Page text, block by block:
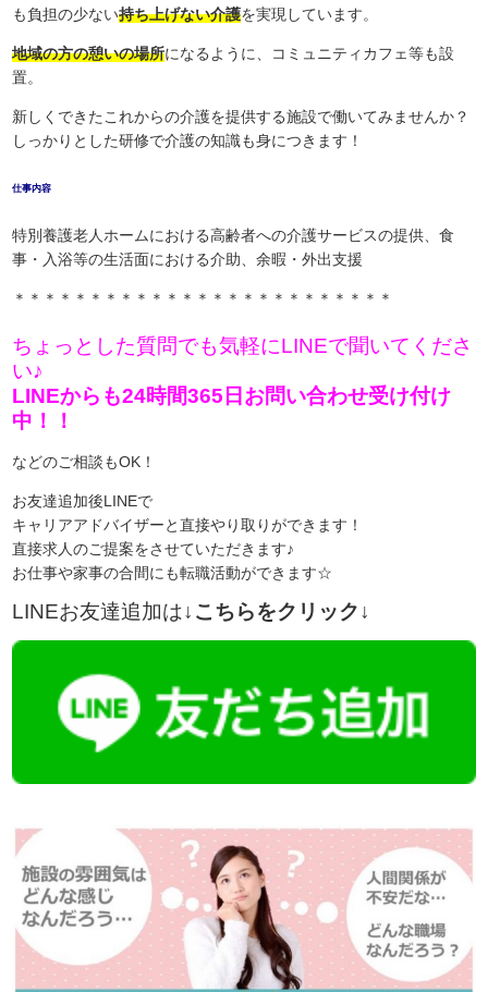
も負担の少ない持ち上げない介護を実現しています。
地域の方の憩いの場所になるように、コミュニティカフェ等も設
置。
新しくできたこれからの介護を提供する施設で働いてみませんか？
しっかりとした研修で介護の知識も身につきます！
仕事内容
特別養護老人ホームにおける高齢者への介護サービスの提供、食
事・入浴等の生活面における介助、余暇・外出支援
＊＊＊＊＊＊＊＊＊＊＊＊＊＊＊＊＊＊＊＊＊＊＊＊＊
ちょっとした質問でも気軽にLINEで聞いてくださ
い♪
LINEからも24時間365日お問い合わせ受け付け
中！！
などのご相談もOK！
お友達追加後LINEで
キャリアアドバイザーと直接やり取りができます！
直接求人のご提案をさせていただきます♪
お仕事や家事の合間にも転職活動ができます☆
LINEお友達追加は↓こちらをクリック↓